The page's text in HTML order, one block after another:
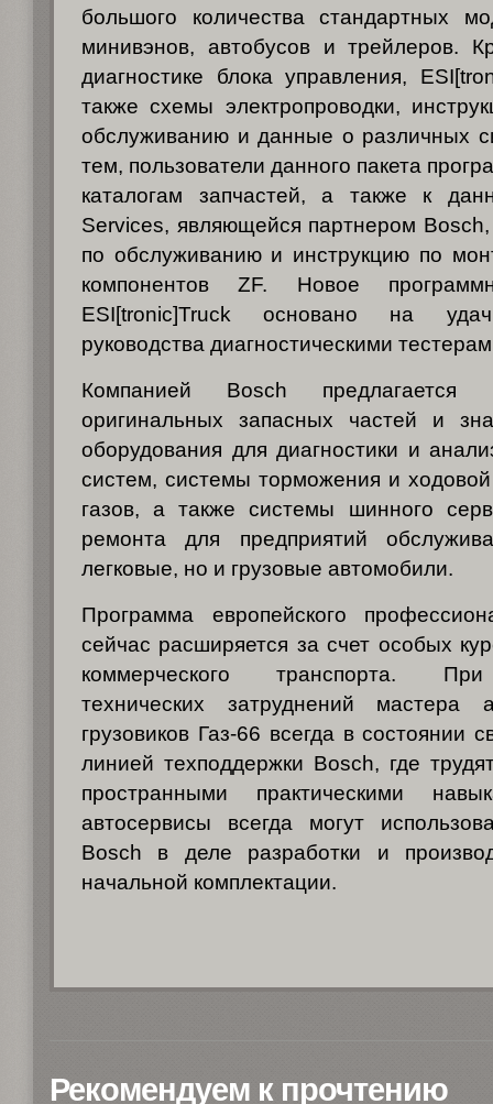
большого количества стандартных
минивэнов, автобусов и трейлеров.
диагностике блока управления,
также схемы электропроводки,
обслуживанию и данные о различных
тем, пользователи данного пакета
каталогам запчастей, а также к
Services, являющейся партнером
по обслуживанию и инструкцию по
компонентов ZF. Новое
ESI[tronic]Truck основано на
руководства диагностическими
Компанией Bosch предлагается
оригинальных запасных частей и
оборудования для диагностики и
систем, системы торможения и
газов, а также системы шинного
ремонта для предприятий
легковые, но и грузовые автомобили.
Программа европейского
сейчас расширяется за счет особых
коммерческого транспорта. При
технических затруднений мастера
грузовиков Газ-66 всегда в состоянии
линией техподдержки Bosch, где
пространными практическими
автосервисы всегда могут
Bosch в деле разработки и
начальной комплектации.
Рекомендуем к прочтению